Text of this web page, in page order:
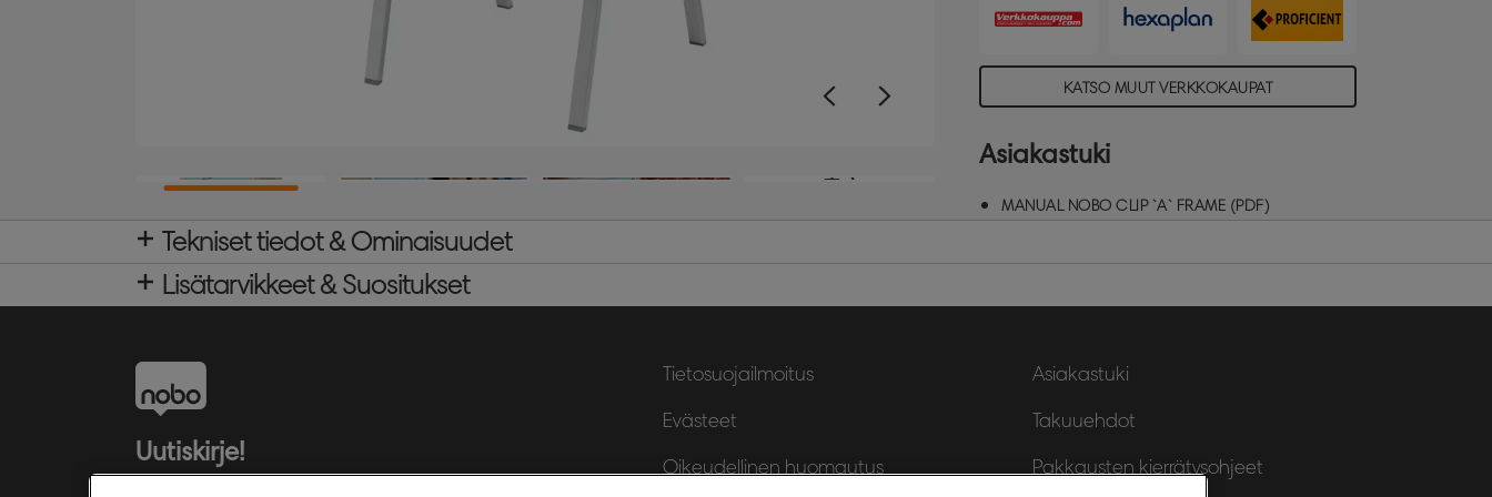
+5
Häikäisysuojattu kansi suojaa sisältöä
lialta ja kosteudelta, ja heijastamaton pinta
pitää viestisi siistinä ja selkeänä.
KATSO MUUT VERKKOKAUPAT
Asiakastuki
MANUAL NOBO CLIP `A` FRAME (PDF)
Tekniset tiedot & Ominaisuudet
Lisätarvikkeet & Suositukset
Uutiskirje!
Tietosuojailmoitus
Evästeet
Oikeudellinen huomautus
Asiakastuki
Takuuehdot
Pakkausten kierrätysohjeet